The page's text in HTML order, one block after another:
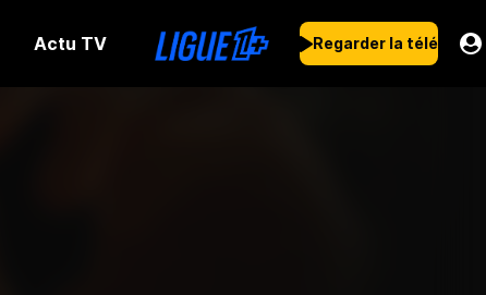
Actu TV Regarder la télé